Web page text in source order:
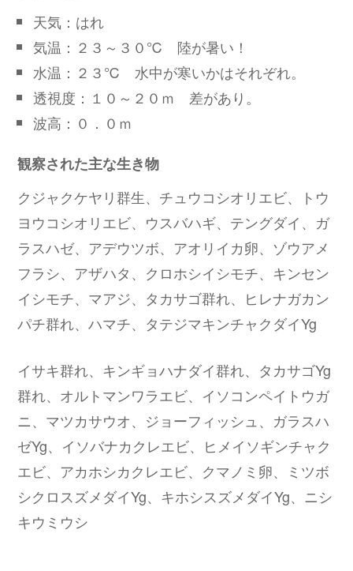
天気：はれ
気温：２３～３０℃ 陸が暑い！
水温：２３℃ 水中が寒いかはそれぞれ。
透視度：１０～２０ｍ 差があり。
波高：０．０ｍ
観察された主な生き物
クジャクケヤリ群生、チュウコシオリエビ、トウ
ヨウコシオリエビ、ウスバハギ、テングダイ、ガ
ラスハゼ、アデウツボ、アオリイカ卵、ゾウアメ
フラシ、アザハタ、クロホシイシモチ、キンセン
イシモチ、マアジ、タカサゴ群れ、ヒレナガカン
パチ群れ、ハマチ、タテジマキンチャクダイYg
イサキ群れ、キンギョハナダイ群れ、タカサゴYg
群れ、オルトマンワラエビ、イソコンペイトウガ
ニ、マツカサウオ、ジョーフィッシュ、ガラスハ
ゼYg、イソバナカクレエビ、ヒメイソギンチャク
エビ、アカホシカクレエビ、クマノミ卵、ミツボ
シクロスズメダイYg、キホシスズメダイYg、ニシ
キウミウシ